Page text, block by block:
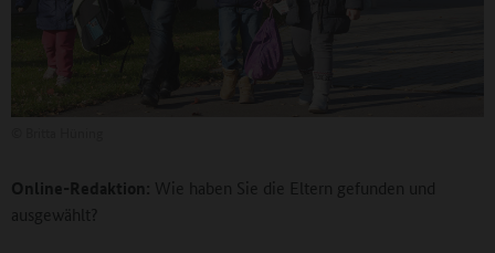
Online-Redaktion: Wie haben Sie die Eltern gefunden und
ausgewählt?